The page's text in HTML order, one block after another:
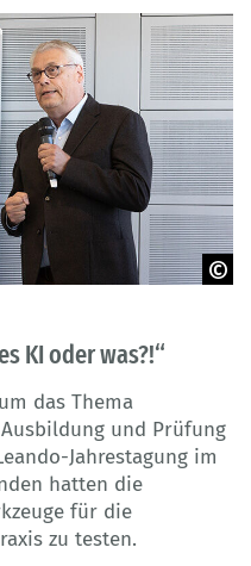
KI oder was?!“
das Thema
und Prüfung
Jahrestagung im
hatten die
für die
zu testen.